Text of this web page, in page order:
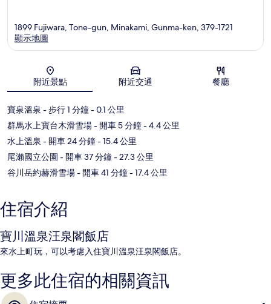
地圖
1899 Fujiwara, Tone-gun, Minakami, Gunma-ken, 379-1721
顯示地圖
附近景點 附近交通 餐廳
寶泉溫泉 - 步行 1 分鐘- 0.1 公里
群馬水上寶台木滑雪場- 開車 5 分鐘- 4.4 公里
水上溫泉 - 開車 24 分鐘- 15.4 公里
尾瀨國立公園 - 開車 37 分鐘- 27.3 公里
谷川岳約赫滑雪場- 開車 41 分鐘- 17.4 公里
住宿介紹
寶川溫泉汪泉閣飯店
來水上町玩，可以考慮入住寶川溫泉汪泉閣飯店。
更多此住宿的相關資訊